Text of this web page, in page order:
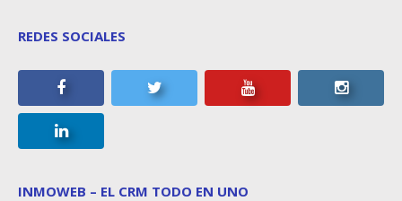
REDES SOCIALES
INMOWEB – EL CRM TODO EN UNO